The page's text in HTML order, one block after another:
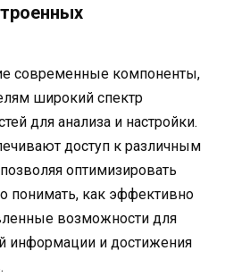
современные компоненты,
широкий спектр
для анализа и настройки.
доступ к различным
оптимизировать
понимать, как эффективно
возможности для
информации и достижения